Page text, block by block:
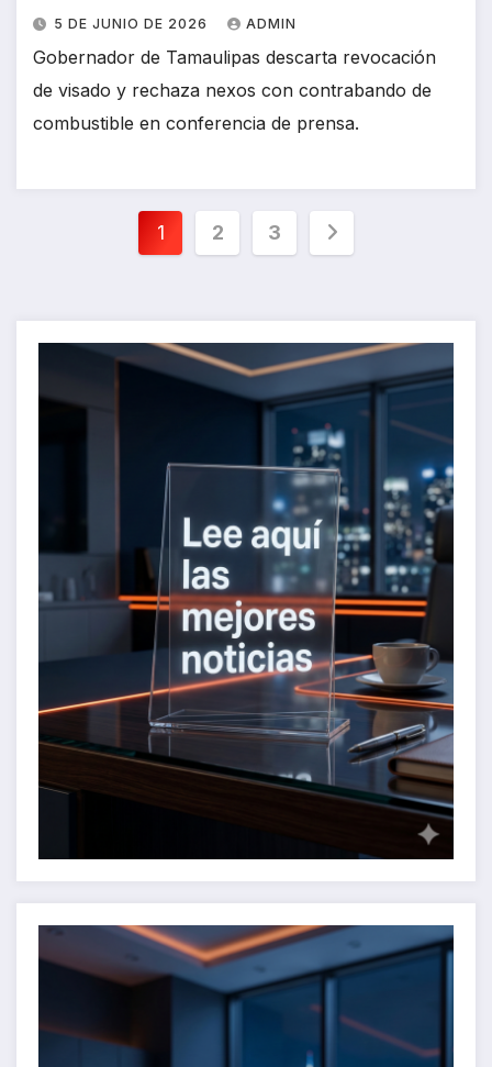
5 DE JUNIO DE 2026 ADMIN
Gobernador de Tamaulipas descarta revocación
de visado y rechaza nexos con contrabando de
combustible en conferencia de prensa.
Paginación
entradas
1 2 3